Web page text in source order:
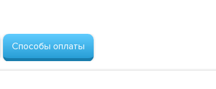
Способы оплаты